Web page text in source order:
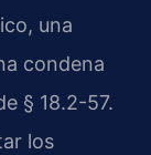
una
condena
§ 18.2-57.
los